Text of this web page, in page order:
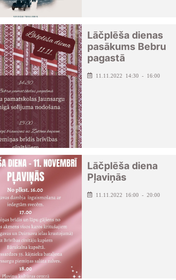
Lāčplēša dienas
pasākums Bebru
pagastā
11.11.2022 14:30 - 16:00
Lāčplēša diena
Pļaviņās
11.11.2022 16:00 - 20:00